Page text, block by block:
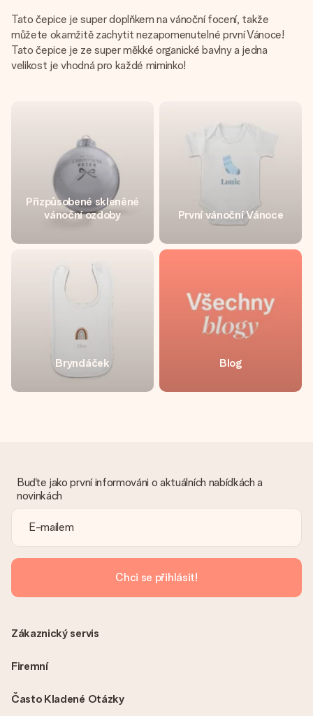
Tato čepice je super doplňkem na vánoční focení, takže
můžete okamžitě zachytit nezapomenutelné první Vánoce!
Tato čepice je ze super měkké organické bavlny a jedna
velikost je vhodná pro každé miminko!
Přizpůsobené skleněné
vánoční ozdoby
První vánoční Vánoce
Bryndáček Blog
Buďte jako první informováni o aktuálních nabídkách a
novinkách
Chci se přihlásit!
Často Kladené Otázky
Zákaznický servis
Firemní